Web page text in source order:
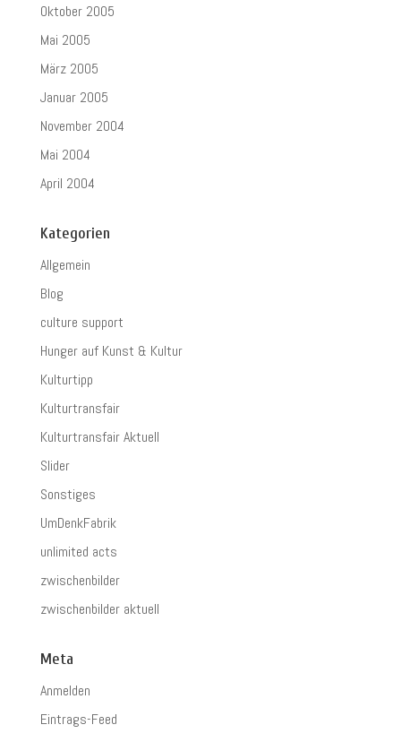
Oktober 2005
Mai 2005
März 2005
Januar 2005
November 2004
Mai 2004
April 2004
Kategorien
Allgemein
Blog
culture support
Hunger auf Kunst & Kultur
Kulturtipp
Kulturtransfair
Kulturtransfair Aktuell
Slider
Sonstiges
UmDenkFabrik
unlimited acts
zwischenbilder
zwischenbilder aktuell
Meta
Anmelden
Eintrags-Feed